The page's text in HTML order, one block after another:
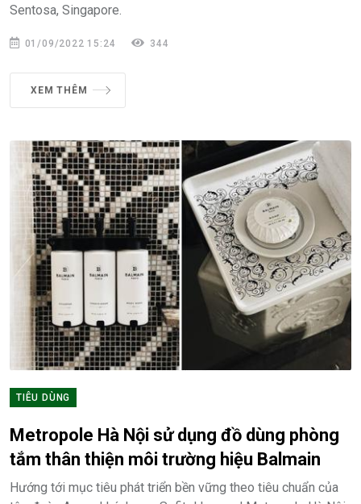
Sentosa, Singapore.
01/09/2022 15:24 344
XEM THÊM
TIÊU DÙNG
Metropole Hà Nội sử dụng đồ dùng phòng
tắm thân thiện môi trường hiệu Balmain
Hướng tới mục tiêu phát triển bền vững theo tiêu chuẩn của